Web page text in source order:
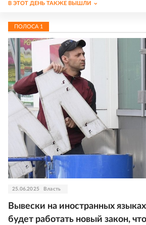
В ЭТОТ ДЕНЬ ТАКЖЕ ВЫШЛИ
ПОЛОСА 1
25.06.2025 Власть
Вывески на иностранных
будет работать новый закон,